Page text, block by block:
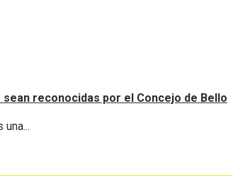
reconocidas por el Concejo de Bello